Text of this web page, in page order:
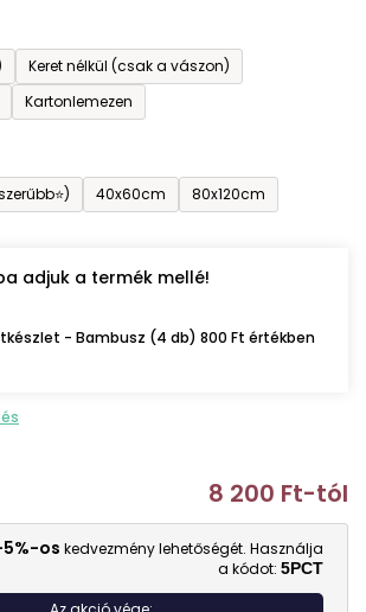
Keret nélkül (csak a vászon)
Kartonlemezen
40x60cm 80x120cm
adjuk a termék mellé!
- Bambusz (4 db) 800 Ft értékben
8 200 Ft-tól
os kedvezmény lehetőségét. Használja
a kódot: 5PCT